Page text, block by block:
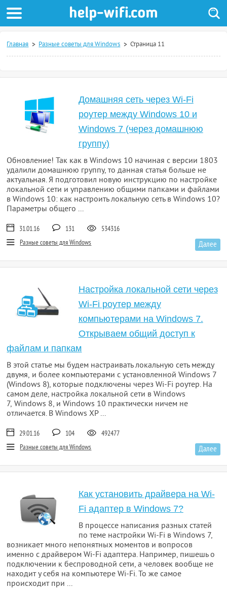
Главная Разные советы для Windows Страница 11
Домашняя сеть через Wi-Fi
роутер между Windows 10 и
Windows 7 (через домашнюю
группу)
Обновление! Так как в Windows 10 начиная с версии 1803
удалили домашнюю группу, то данная статья больше не
актуальная. Я подготовил новую инструкцию по настройке
локальной сети и управлению общими папками и файлами
в Windows 10: как настроить локальную сеть в Windows 10?
Параметры общего ...
31.01.16 131
534316
Разные советы для Windows
Далее
Настройка локальной сети через
Wi-Fi роутер между
компьютерами на Windows 7.
Открываем общий доступ к
файлам и папкам
В этой статье мы будем настраивать локальную сеть между
двумя, и более компьютерами с установленной Windows 7
(Windows 8), которые подключены через Wi-Fi роутер. На
самом деле, настройка локальной сети в Windows
7, Windows 8, и Windows 10 практически ничем не
отличается. В Windows XP ...
29.01.16 104
492477
Разные советы для Windows
Далее
Как установить драйвера на Wi-
Fi адаптер в Windows 7?
В процессе написания разных статей
по теме настройки Wi-Fi в Windows 7,
возникает много непонятных моментов и вопросов
именно с драйвером Wi-Fi адаптера. Например, пишешь о
подключении к беспроводной сети, а человек вообще не
находит у себя на компьютере Wi-Fi. То же самое
происходит при ...